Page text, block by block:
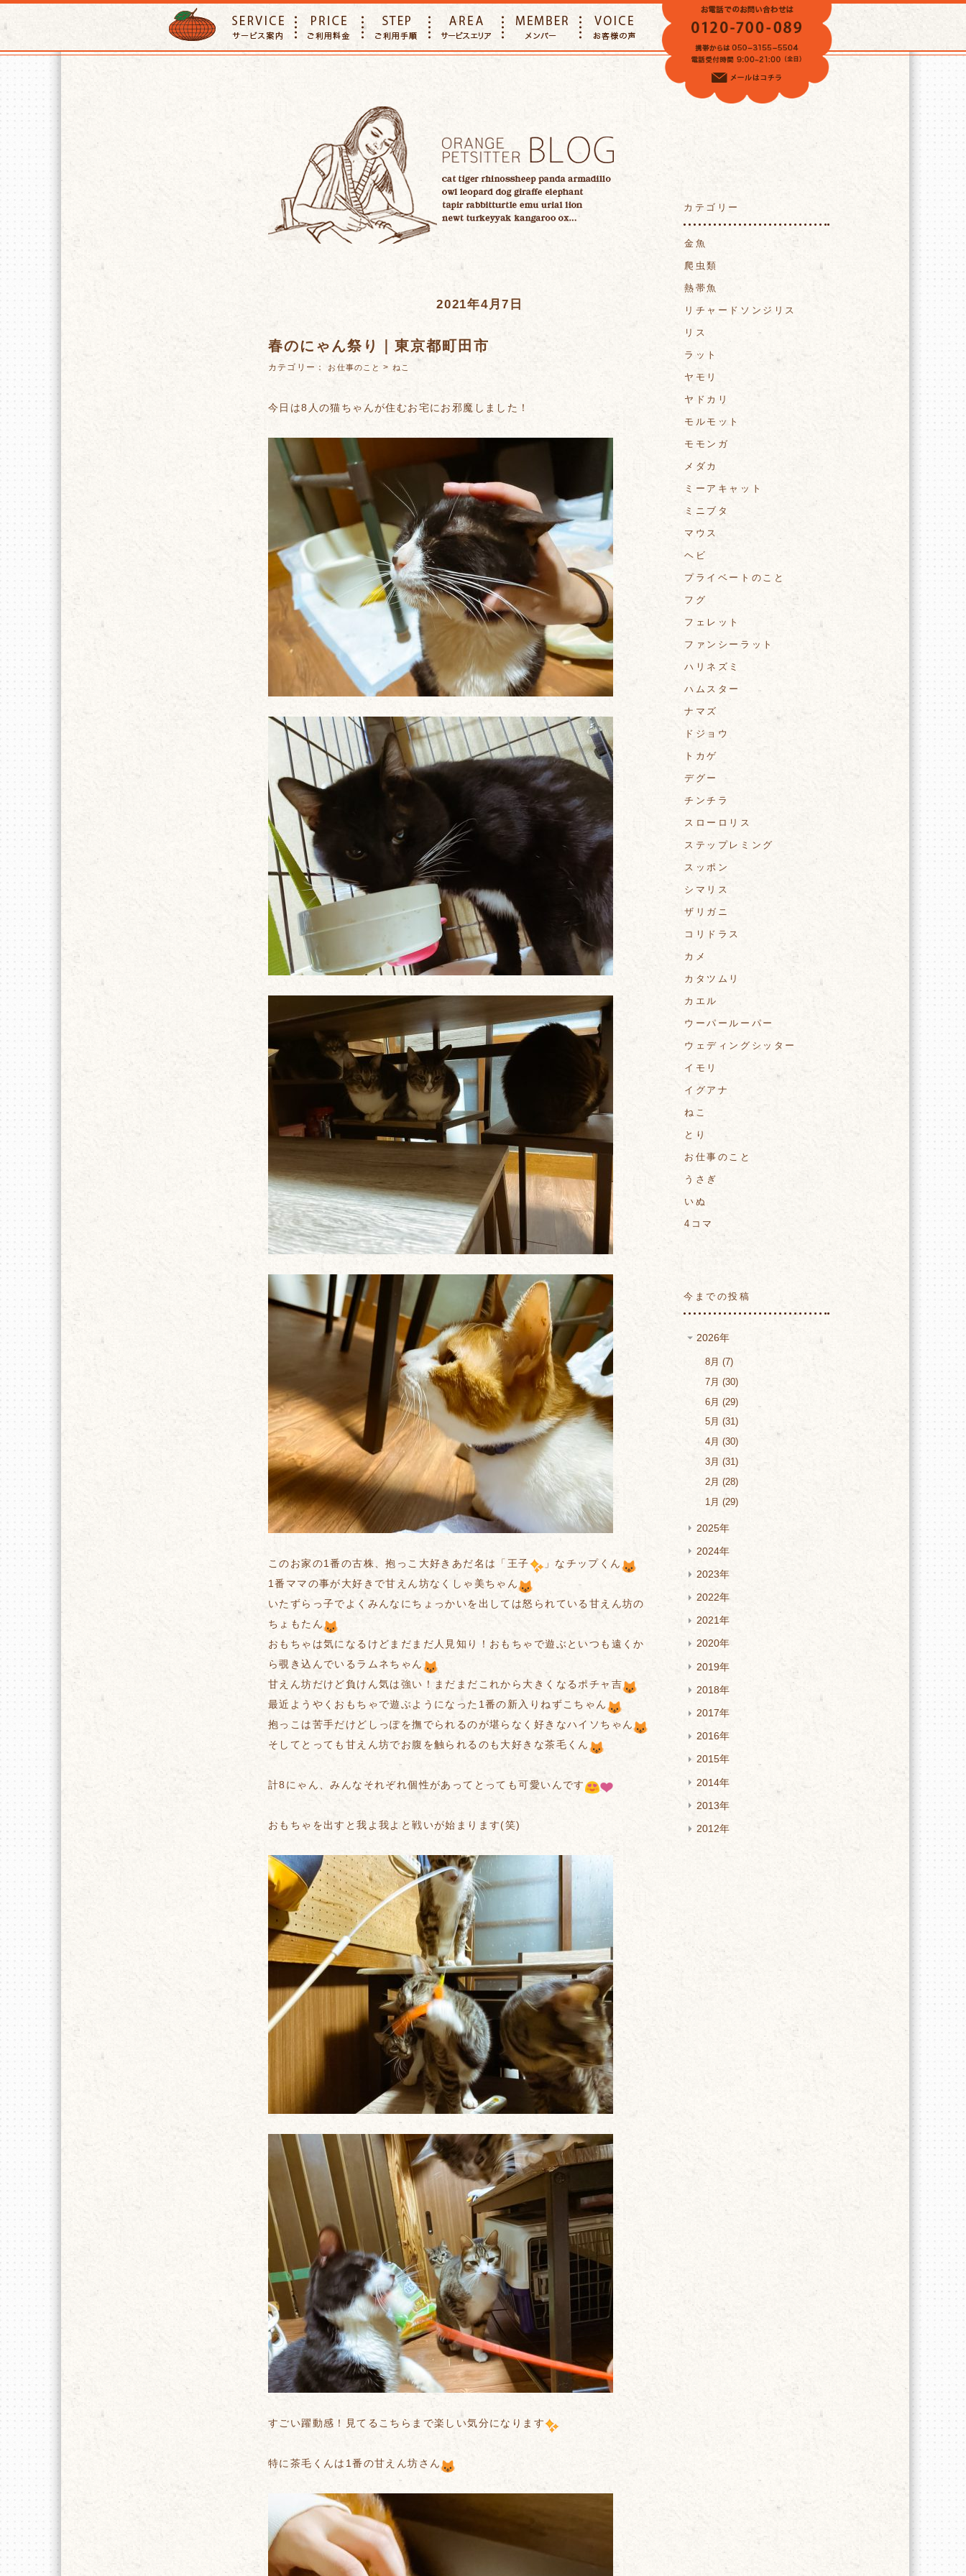
VOICE
2021年4月7日
春のにゃん祭り｜東京都町田市
カテゴリー： お仕事のこと > ねこ
今日は8人の猫ちゃんが住むお宅にお邪魔しました！
このお家の1番の古株、抱っこ大好きあだ名は「王子
」なチップくん
1番ママの事が大好きで甘えん坊なくしゃ美ちゃん
いたずらっ子でよくみんなにちょっかいを出しては怒られている甘えん坊の
ちょもたん
おもちゃは気になるけどまだまだ人見知り！おもちゃで遊ぶといつも遠くか
ら覗き込んでいるラムネちゃん
甘えん坊だけど負けん気は強い！まだまだこれから大きくなるポチャ吉
最近ようやくおもちゃで遊ぶようになった1番の新入りねずこちゃん
抱っこは苦手だけどしっぽを撫でられるのが堪らなく好きなハイソちゃん
そしてとっても甘えん坊でお腹を触られるのも大好きな茶毛くん
計8にゃん、みんなそれぞれ個性があってとっても可愛いんです
おもちゃを出すと我よ我よと戦いが始まります(笑)
すごい躍動感！見てるこちらまで楽しい気分になります
特に茶毛くんは1番の甘えん坊さん
カテゴリー
金魚
爬虫類
熱帯魚
リチャードソンジリス
リス
ラット
ヤモリ
ヤドカリ
モルモット
モモンガ
メダカ
ミーアキャット
ミニブタ
マウス
ヘビ
プライベートのこと
フグ
フェレット
ファンシーラット
ハリネズミ
ハムスター
ナマズ
ドジョウ
トカゲ
デグー
チンチラ
スローロリス
ステップレミング
スッポン
シマリス
ザリガニ
コリドラス
カメ
カタツムリ
カエル
ウーパールーパー
ウェディングシッター
イモリ
イグアナ
ねこ
とり
お仕事のこと
うさぎ
いぬ
4コマ
今までの投稿
2026年
8月
7
7月
30
6月
29
5月
31
4月
30
3月
31
2月
28
1月
29
2025年
2024年
2023年
2022年
2021年
2020年
2019年
2018年
2017年
2016年
2015年
2014年
2013年
2012年